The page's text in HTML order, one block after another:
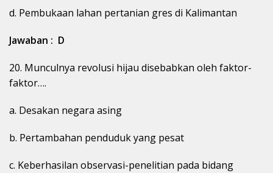
d. Pembukaan lahan pertanian gres di Kalimantan
Jawaban : D
20. Munculnya revolusi hijau disebabkan oleh faktor-
faktor….
a. Desakan negara asing
b. Pertambahan penduduk yang pesat
c. Keberhasilan observasi-penelitian pada bidang